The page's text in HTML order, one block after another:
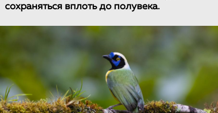
сохраняться вплоть до полувека.